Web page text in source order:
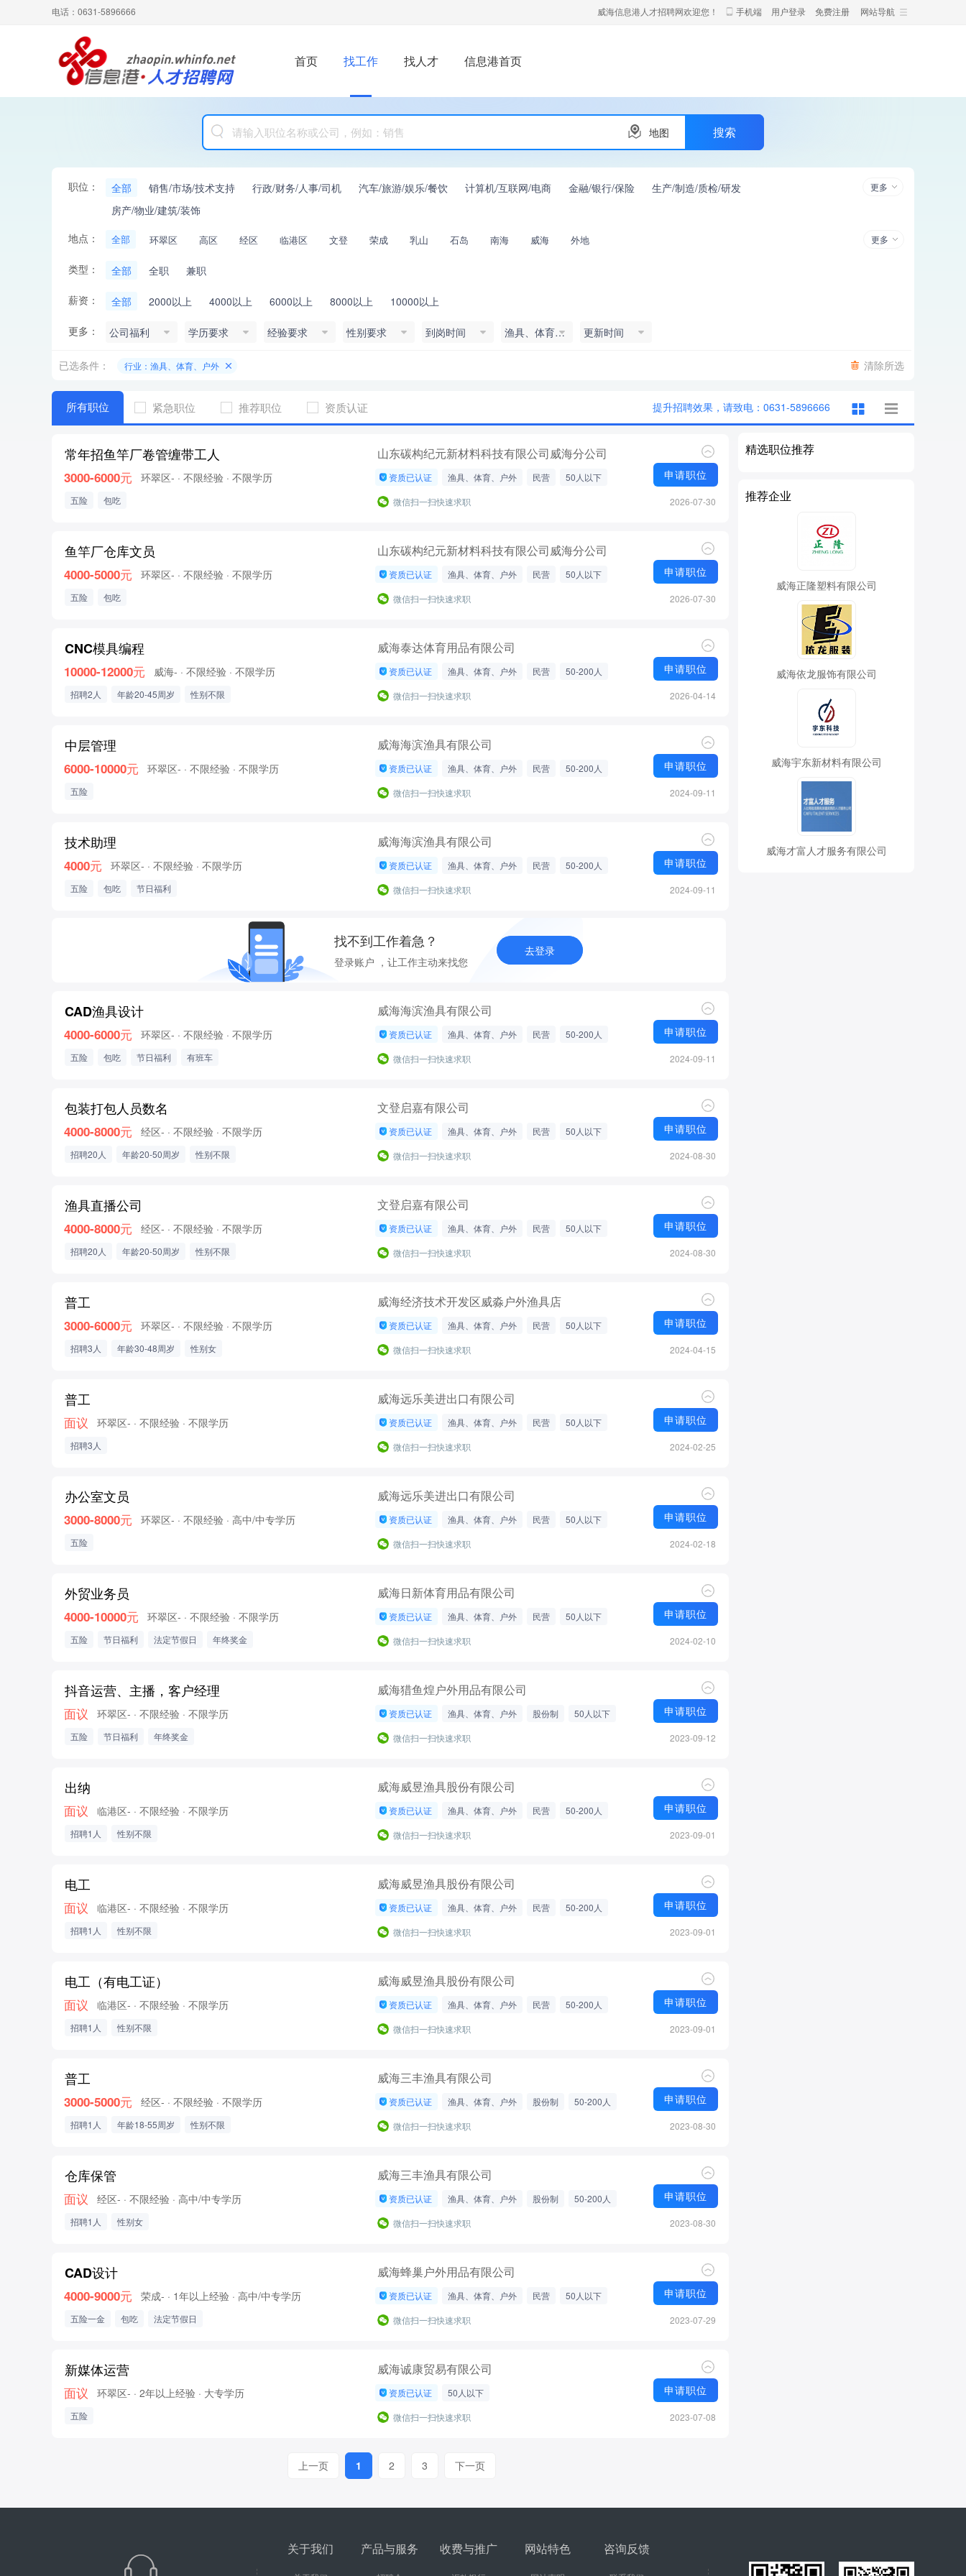
电话：0631-5896666 网站导航
威海信息港人才招聘网欢迎您！ 手机端 用户登录 免费注册
首页 找工作 找人才 信息港首页
地图
职位： 全部 销售/市场/技术支持 行政/财务/人事/司机 汽车/旅游/娱乐/餐饮 计算机/互联网/电商 金融/银行/保险
生产/制造/质检/研发
房产/物业/建筑/装饰
更多
地点： 全部 环翠区 高区 经区 临港区 文登 荣成 乳山 石岛 南海 威海 外地 更多
类型： 全部 全职 兼职
薪资： 全部 2000以上 4000以上 6000以上 8000以上 10000以上
更多： 公司福利 学历要求 经验要求 性别要求 到岗时间 渔具、体育、户外 更新时间
清除所选
已选条件： 行业：渔具、体育、户外
所有职位 紧急职位 推荐职位 资质认证 提升招聘效果，请致电：0631-5896666
常年招鱼竿厂卷管缠带工人 山东碳构纪元新材料科技有限公司威海分公司
3000-6000元 环翠区- · 不限经验 · 不限学历 资质已认证 渔具、体育、户外 民营 50人以下 申请职位
五险 包吃 微信扫一扫快速求职 2026-07-30
鱼竿厂仓库文员 山东碳构纪元新材料科技有限公司威海分公司
4000-5000元 环翠区- · 不限经验 · 不限学历 资质已认证 渔具、体育、户外 民营 50人以下 申请职位
五险 包吃 微信扫一扫快速求职 2026-07-30
CNC模具编程 威海泰达体育用品有限公司
10000-12000元 威海- · 不限经验 · 不限学历 资质已认证 渔具、体育、户外 民营 50-200人 申请职位
招聘2人 年龄20-45周岁 性别不限 微信扫一扫快速求职 2026-04-14
中层管理 威海海滨渔具有限公司
6000-10000元 环翠区- · 不限经验 · 不限学历 资质已认证 渔具、体育、户外 民营 50-200人 申请职位
五险 微信扫一扫快速求职 2024-09-11
技术助理 威海海滨渔具有限公司
4000元 环翠区- · 不限经验 · 不限学历 资质已认证 渔具、体育、户外 民营 50-200人 申请职位
五险 包吃 节日福利 微信扫一扫快速求职 2024-09-11
找不到工作着急？
登录账户 ，让工作主动来找您
去登录
CAD渔具设计 威海海滨渔具有限公司
4000-6000元 环翠区- · 不限经验 · 不限学历 资质已认证 渔具、体育、户外 民营 50-200人 申请职位
五险 包吃 节日福利 有班车 微信扫一扫快速求职 2024-09-11
包装打包人员数名 文登启嘉有限公司
4000-8000元 经区- · 不限经验 · 不限学历 资质已认证 渔具、体育、户外 民营 50人以下 申请职位
招聘20人 年龄20-50周岁 性别不限 微信扫一扫快速求职 2024-08-30
渔具直播公司 文登启嘉有限公司
4000-8000元 经区- · 不限经验 · 不限学历 资质已认证 渔具、体育、户外 民营 50人以下 申请职位
招聘20人 年龄20-50周岁 性别不限 微信扫一扫快速求职 2024-08-30
普工 威海经济技术开发区威淼户外渔具店
3000-6000元 环翠区- · 不限经验 · 不限学历 资质已认证 渔具、体育、户外 民营 50人以下 申请职位
招聘3人 年龄30-48周岁 性别女 微信扫一扫快速求职 2024-04-15
普工 威海远乐美进出口有限公司
面议 环翠区- · 不限经验 · 不限学历 资质已认证 渔具、体育、户外 民营 50人以下 申请职位
招聘3人 微信扫一扫快速求职 2024-02-25
办公室文员 威海远乐美进出口有限公司
3000-8000元 环翠区- · 不限经验 · 高中/中专学历 资质已认证 渔具、体育、户外 民营 50人以下 申请职位
五险 微信扫一扫快速求职 2024-02-18
外贸业务员 威海日新体育用品有限公司
4000-10000元 环翠区- · 不限经验 · 不限学历 资质已认证 渔具、体育、户外 民营 50人以下 申请职位
五险 节日福利 法定节假日 年终奖金 微信扫一扫快速求职 2024-02-10
抖音运营、主播，客户经理 威海猎鱼煌户外用品有限公司
面议 环翠区- · 不限经验 · 不限学历 资质已认证 渔具、体育、户外 股份制 50人以下 申请职位
五险 节日福利 年终奖金 微信扫一扫快速求职 2023-09-12
出纳 威海威昱渔具股份有限公司
面议 临港区- · 不限经验 · 不限学历 资质已认证 渔具、体育、户外 民营 50-200人 申请职位
招聘1人 性别不限 微信扫一扫快速求职 2023-09-01
电工 威海威昱渔具股份有限公司
面议 临港区- · 不限经验 · 不限学历 资质已认证 渔具、体育、户外 民营 50-200人 申请职位
招聘1人 性别不限 微信扫一扫快速求职 2023-09-01
电工（有电工证） 威海威昱渔具股份有限公司
面议 临港区- · 不限经验 · 不限学历 资质已认证 渔具、体育、户外 民营 50-200人 申请职位
招聘1人 性别不限 微信扫一扫快速求职 2023-09-01
普工 威海三丰渔具有限公司
3000-5000元 经区- · 不限经验 · 不限学历 资质已认证 渔具、体育、户外 股份制 50-200人 申请职位
招聘1人 年龄18-55周岁 性别不限 微信扫一扫快速求职 2023-08-30
仓库保管 威海三丰渔具有限公司
面议 经区- · 不限经验 · 高中/中专学历 资质已认证 渔具、体育、户外 股份制 50-200人 申请职位
招聘1人 性别女 微信扫一扫快速求职 2023-08-30
CAD设计 威海蜂巢户外用品有限公司
4000-9000元 荣成- · 1年以上经验 · 高中/中专学历 资质已认证 渔具、体育、户外 民营 50人以下 申请职位
五险一金 包吃 法定节假日 微信扫一扫快速求职 2023-07-29
新媒体运营 威海诚康贸易有限公司
面议 环翠区- · 2年以上经验 · 大专学历 资质已认证 50人以下 申请职位
五险 微信扫一扫快速求职 2023-07-08
上一页 1 2 3 下一页
精选职位推荐
推荐企业
威海正隆塑料有限公司
威海依龙服饰有限公司
威海宇东新材料有限公司
威海才富人才服务有限公司
关于我们 产品与服务 收费与推广 网站特色 咨询反馈